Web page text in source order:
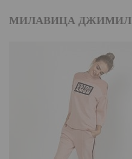
МИЛАВИЦА ДЖИМИЛ